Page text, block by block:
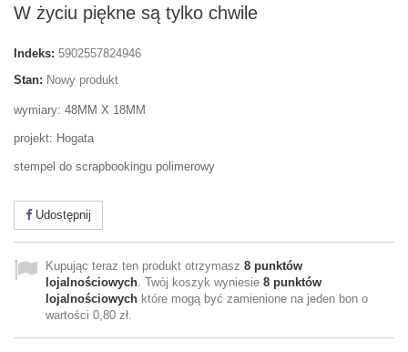
W życiu piękne są tylko chwile
Indeks: 5902557824946
Stan: Nowy produkt
wymiary: 48MM X 18MM
projekt: Hogata
stempel do scrapbookingu polimerowy
Udostępnij
Kupując teraz ten produkt otrzymasz 8 punktów
lojalnościowych. Twój koszyk wyniesie 8 punktów
lojalnościowych które mogą być zamienione na jeden bon o
wartości 0,80 zł.